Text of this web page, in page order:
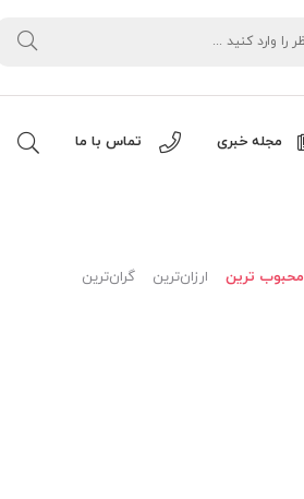
مجله خبری تماس با ما
محبوب ترین ارزان‌ترین گران‌ترین